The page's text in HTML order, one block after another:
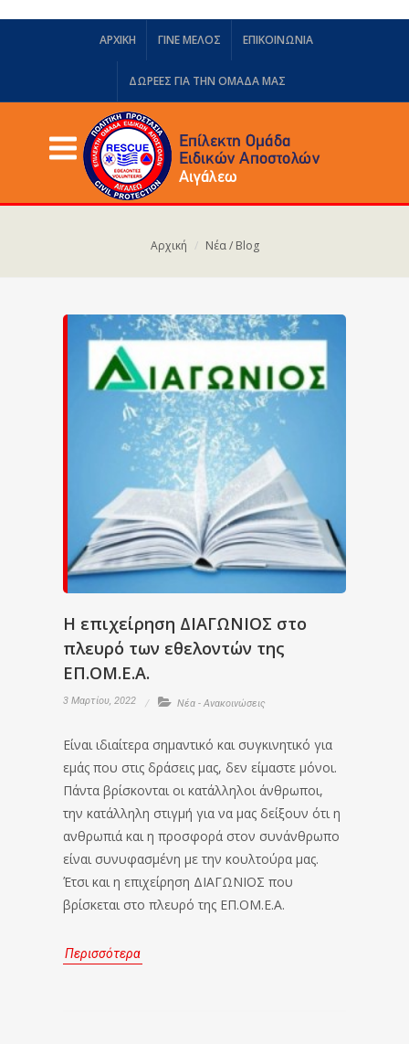
ΑΡΧΙΚΗ ΓΙΝΕ ΜΕΛΟΣ ΕΠΙΚΟΙΝΩΝΙΑ
ΔΩΡΕΈΣ ΓΙΑ ΤΗΝ ΟΜΆΔΑ ΜΑΣ
Αρχική Νέα / Blog
Η επιχείρηση ΔΙΑΓΩΝΙΟΣ στο
πλευρό των εθελοντών της
ΕΠ.ΟΜ.Ε.Α.
3 Μαρτίου, 2022 Νέα - Ανακοινώσεις
Είναι ιδιαίτερα σημαντικό και συγκινητικό για
εμάς που στις δράσεις μας, δεν είμαστε μόνοι.
Πάντα βρίσκονται οι κατάλληλοι άνθρωποι,
την κατάλληλη στιγμή για να μας δείξουν ότι η
ανθρωπιά και η προσφορά στον συνάνθρωπο
είναι συνυφασμένη με την κουλτούρα μας.
Έτσι και η επιχείρηση ΔΙΑΓΩΝΙΟΣ που
βρίσκεται στο πλευρό της ΕΠ.ΟΜ.Ε.Α.
Περισσότερα